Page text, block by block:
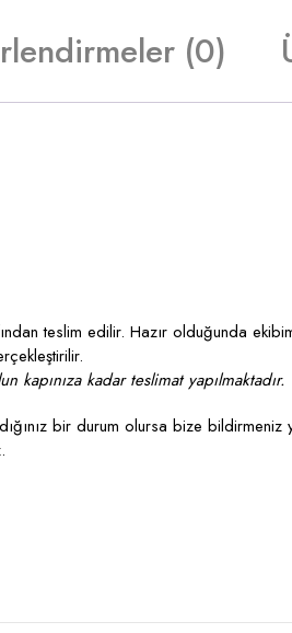
(0)
teslim edilir. Hazır olduğunda
kapınıza kadar teslimat yapılmaktadır.
bir durum olursa bize